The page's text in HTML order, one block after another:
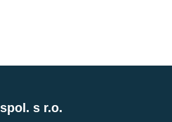
s r.o.